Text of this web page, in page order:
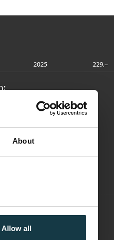
About
Allow all
2025 229,–
hemmelighet
Medlem 201,–
løfte
Wilson